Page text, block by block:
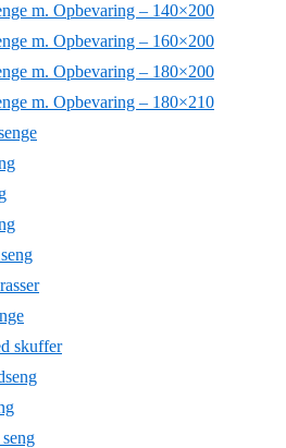
m. Opbevaring – 140×200
m. Opbevaring – 160×200
m. Opbevaring – 180×200
m. Opbevaring – 180×210
skuffer